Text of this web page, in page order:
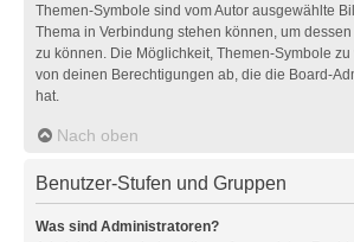
Themen-Symbole sind vom Autor ausgewählte
Thema in Verbindung stehen können, um
zu können. Die Möglichkeit, Themen-Symbole
von deinen Berechtigungen ab, die die Board-
hat.
Nach oben
Benutzer-Stufen und Gruppen
Was sind Administratoren?